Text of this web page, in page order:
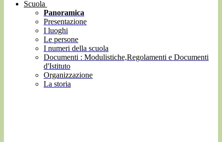
Scuola
Panoramica
Presentazione
I luoghi
Le persone
I numeri della scuola
Documenti : Modulistiche,Regolamenti e Documenti
d'Istituto
Organizzazione
La storia